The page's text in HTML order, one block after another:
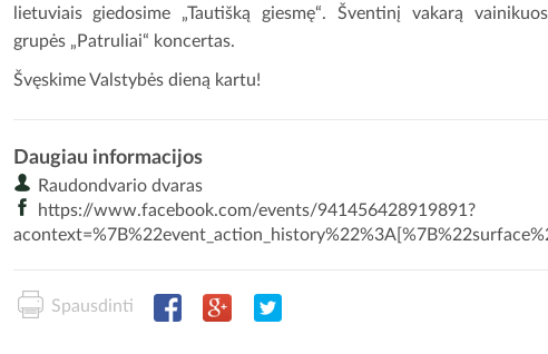
lietuviais giedosime „Tautišką giesmę“. Šventinį vakarą vainikuos
grupės „Patruliai“ koncertas.
Švęskime Valstybės dieną kartu!
Daugiau informacijos
Raudondvario dvaras
https://www.facebook.com/events/941456428919891?
Spausdinti